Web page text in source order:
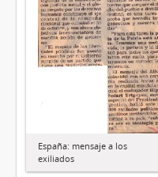
España: mensaje a los
exiliados